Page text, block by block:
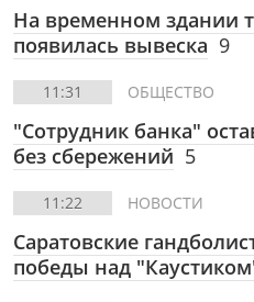
На временном здании
появилась вывеска 9
11:31 ОБЩЕСТВО
"Сотрудник банка"
без сбережений 5
11:22 НОВОСТИ
Саратовские
победы над